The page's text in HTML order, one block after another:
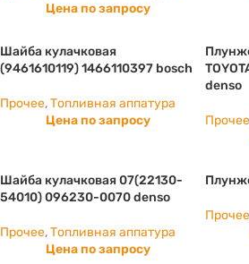
Цена по запросу
Шайба кулачковая
(9461610119) 1466110397 bosch
Прочее,Топливная аппатура
Цена по запросу
denso
Прочее
Шайба кулачковая 07(22130-
54010) 096230-0070 denso
Прочее,Топливная аппатура
Цена по запросу
Прочее